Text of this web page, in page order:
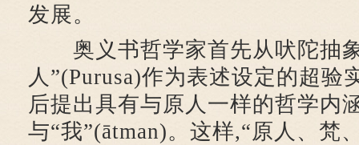
发展。
奥义书哲学家首先从吠陀抽
人”(Purusa)作为表述设定的超验
后提出具有与原人一样的哲学内
与“我”(ātman)。这样,“原人、梵